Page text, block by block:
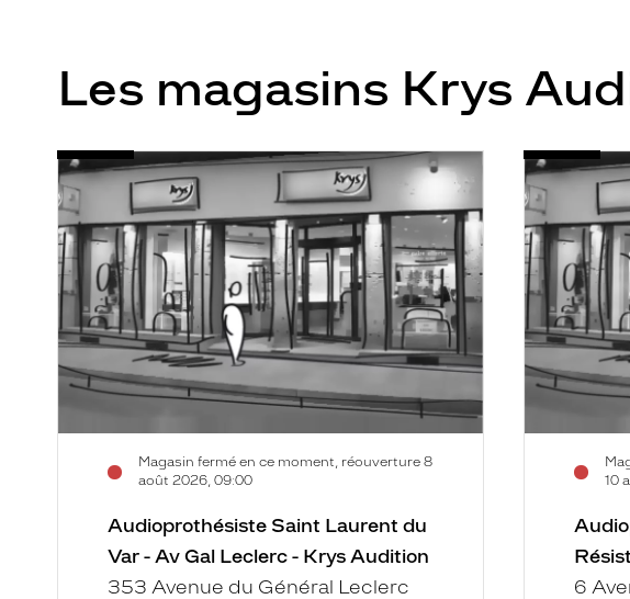
Les magasins Krys
Audioprothésiste
Saint
Laurent
du
Var
-
Av
Gal
Leclerc
Magasin fermé en ce moment, réouverture 8
août 2026, 09:00
Voir
la
fiche
Audioprothésiste Saint Laurent du
Var - Av Gal Leclerc - Krys Audition
353 Avenue du Général Leclerc
Vence
-
La
Résistance
-
Krys
Audition
10
Voir
la
fiche
6